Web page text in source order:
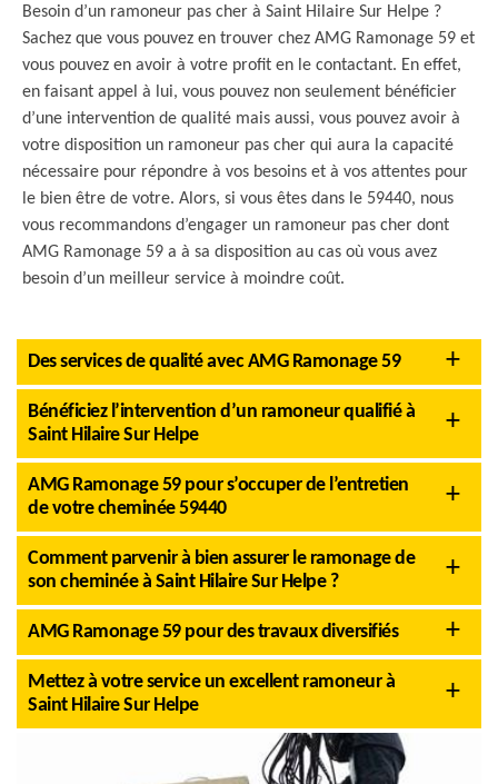
Besoin d’un ramoneur pas cher à Saint Hilaire Sur Helpe ?
Sachez que vous pouvez en trouver chez AMG Ramonage 59 et
vous pouvez en avoir à votre profit en le contactant. En effet,
en faisant appel à lui, vous pouvez non seulement bénéficier
d’une intervention de qualité mais aussi, vous pouvez avoir à
votre disposition un ramoneur pas cher qui aura la capacité
nécessaire pour répondre à vos besoins et à vos attentes pour
le bien être de votre. Alors, si vous êtes dans le 59440, nous
vous recommandons d’engager un ramoneur pas cher dont
AMG Ramonage 59 a à sa disposition au cas où vous avez
besoin d’un meilleur service à moindre coût.
Des services de qualité avec AMG Ramonage 59
Bénéficiez l’intervention d’un ramoneur qualifié à
Saint Hilaire Sur Helpe
AMG Ramonage 59 pour s’occuper de l’entretien
de votre cheminée 59440
Comment parvenir à bien assurer le ramonage de
son cheminée à Saint Hilaire Sur Helpe ?
AMG Ramonage 59 pour des travaux diversifiés
Mettez à votre service un excellent ramoneur à
Saint Hilaire Sur Helpe